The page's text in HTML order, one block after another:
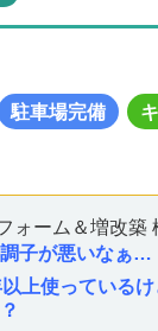
駐車場完備
ォーム＆増改築
子が悪いなぁ…
上使っている